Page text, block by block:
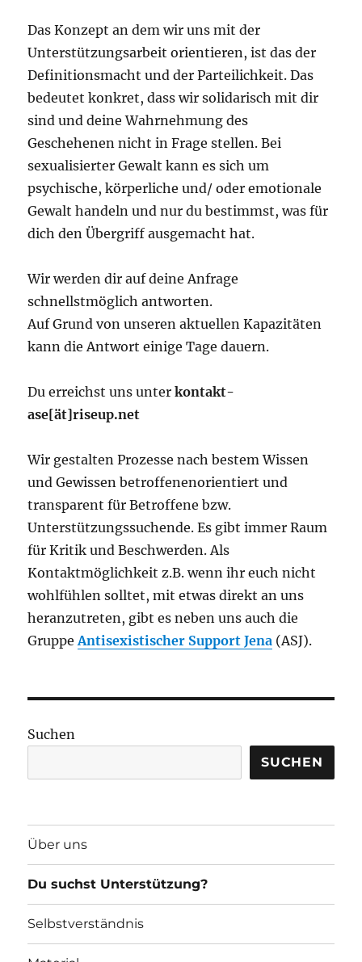
Das Konzept an dem wir uns mit der
Unterstützungsarbeit orientieren, ist das der
Definitionsmacht und der Parteilichkeit. Das
bedeutet konkret, dass wir solidarisch mit dir
sind und deine Wahrnehmung des
Geschehenen nicht in Frage stellen. Bei
sexualisierter Gewalt kann es sich um
psychische, körperliche und/ oder emotionale
Gewalt handeln und nur du bestimmst, was für
dich den Übergriff ausgemacht hat.
Wir werden dir auf deine Anfrage
schnellstmöglich antworten.
Auf Grund von unseren aktuellen Kapazitäten
kann die Antwort einige Tage dauern.
Du erreichst uns unterkontakt-
ase[ät]riseup.net
Wir gestalten Prozesse nach bestem Wissen
und Gewissen betroffenenorientiert und
transparent für Betroffene bzw.
Unterstützungssuchende. Es gibt immer Raum
für Kritik und Beschwerden. Als
Kontaktmöglichkeit z.B. wenn ihr euch nicht
wohlfühlen solltet, mit etwas direkt an uns
heranzutreten, gibt es neben uns auch die
GruppeAntisexistischer Support Jena (ASJ).
Suchen
SUCHEN
Über uns
Du suchst Unterstützung?
Selbstverständnis